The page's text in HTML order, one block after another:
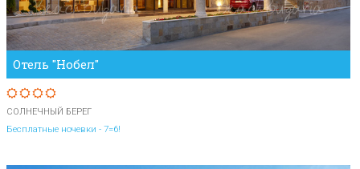
Отель "Нобел"
СОЛНЕЧНЫЙ БЕРЕГ
Бесплатные ночевки - 7=6!